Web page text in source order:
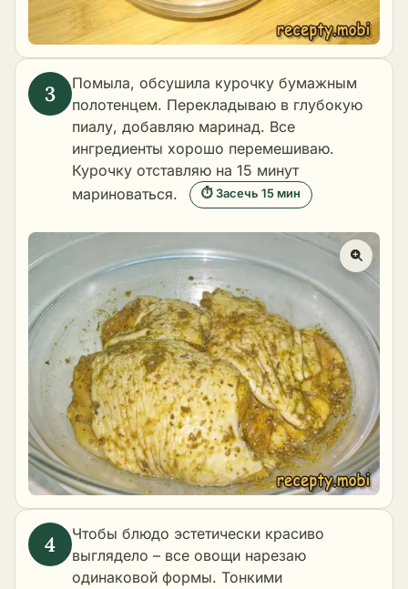
Помыла, обсушила курочку бумажным
полотенцем. Перекладываю в глубокую
пиалу, добавляю маринад. Все
ингредиенты хорошо перемешиваю.
Курочку отставляю на 15 минут
мариноваться.
⏱ Засечь 15 мин
Чтобы блюдо эстетически красиво
выглядело – все овощи нарезаю
одинаковой формы. Тонкими